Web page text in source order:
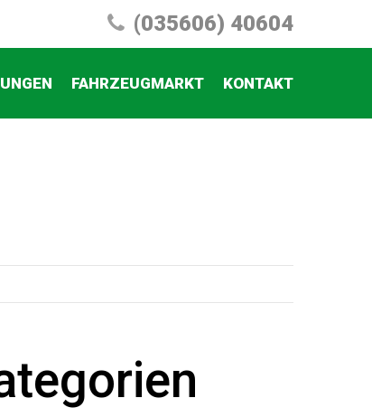
(035606) 40604
FAHRZEUGMARKT KONTAKT